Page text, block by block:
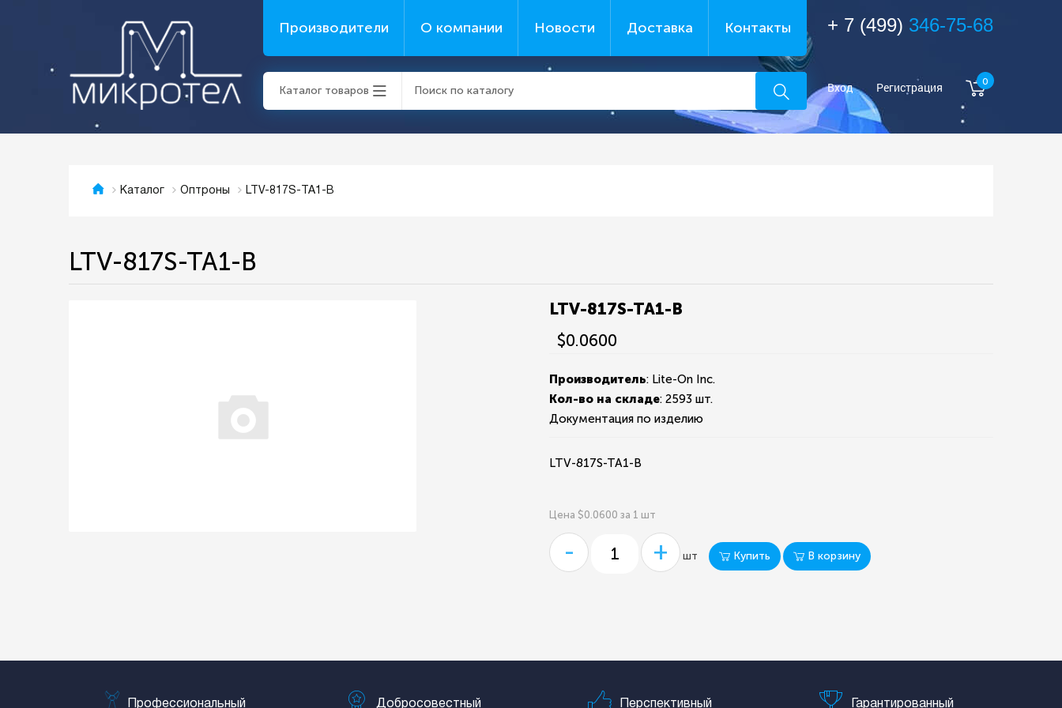
Производители О компании Новости Доставка Контакты
Каталог товаров
+ 7 (499) 346-75-68
Вход Регистрация 0
Каталог Оптроны LTV-817S-TA1-B
LTV-817S-TA1-B
LTV-817S-TA1-B
$0.0600
Производитель: Lite-On Inc.
Кол-во на складе:2593 шт.
Документация по изделию
LTV-817S-TA1-B
Цена $0.0600 за 1 шт
- + шт Купить В корзину
Профессиональный Добросовестный Перспективный Гарантированный